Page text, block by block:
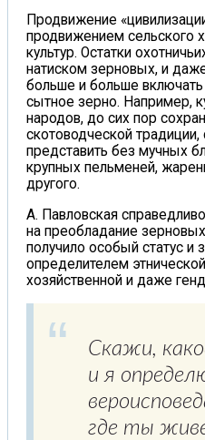
Продвижение
продвижением сельского
культур. Остатки
натиском зерновых, и
больше и больше
сытное зерно. Например,
народов, до сих пор
скотоводческой
представить без мучных
крупных пельменей,
другого.
А. Павловская
на преобладание
получило особый статус и
определителем
хозяйственной и даже
Скажи,
и я
где ты